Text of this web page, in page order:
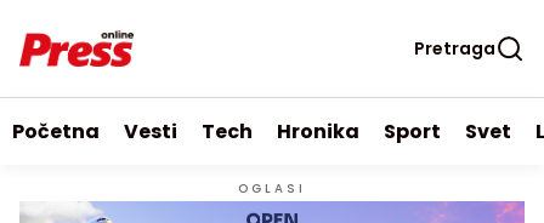
Pretraga
Početna Vesti Tech Hronika Sport Svet
OGLASI